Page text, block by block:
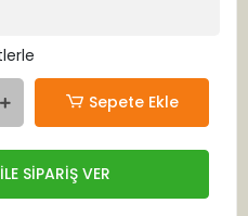
Sepete Ekle
SİPARİŞ VER